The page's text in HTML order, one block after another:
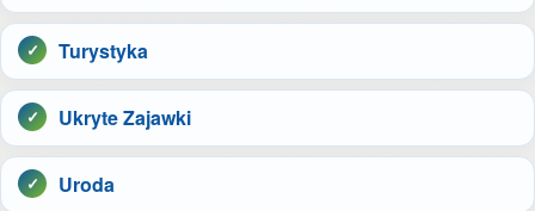
Turystyka
Ukryte Zajawki
Uroda